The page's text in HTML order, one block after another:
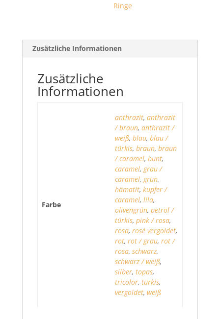
Ringe
Zusätzliche Informationen
Zusätzliche
Informationen
Farbe
anthrazit, anthrazit
/ braun, anthrazit /
weiß, blau, blau /
türkis, braun, braun
/ caramel, bunt,
caramel, grau /
caramel, grün,
hämatit, kupfer /
caramel, lila,
olivengrün, petrol /
türkis, pink / rosa,
rosa, rosé vergoldet,
rot, rot / grau, rot /
rosa, schwarz,
schwarz / weiß,
silber, topas,
tricolor, türkis,
vergoldet, weiß